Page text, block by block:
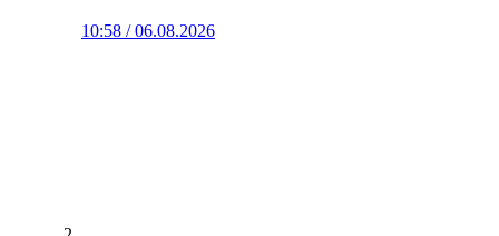
10:58 / 06.08.2026